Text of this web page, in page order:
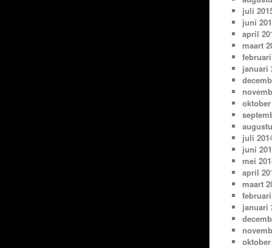
juli
juni
april
maart
januari
oktober
juli
juni
mei
april
maart
januari
oktober